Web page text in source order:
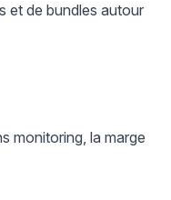
et de bundles autour
monitoring, la marge